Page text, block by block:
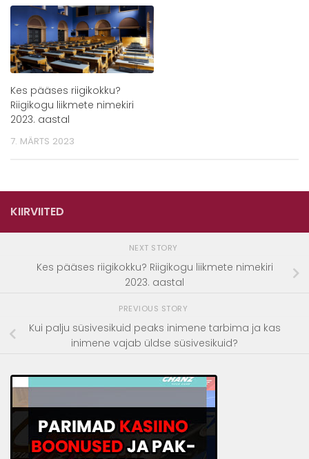
Kes pääses riigikokku?
Riigikogu liikmete nimekiri
2023. aastal
7. MÄRTS 2023
KIIRVIITED
NEXT STORY
Kes pääses riigikokku? Riigikogu liikmete nimekiri
2023. aastal
PREVIOUS STORY
Kui palju süsivesikuid peaks inimene tarbima ja kas
inimene vajab üldse süsivesikuid?